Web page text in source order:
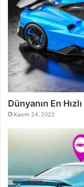
Dünyanın En
Kasım 24, 2022